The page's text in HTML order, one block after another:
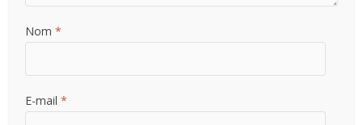
Nom*
E-mail*